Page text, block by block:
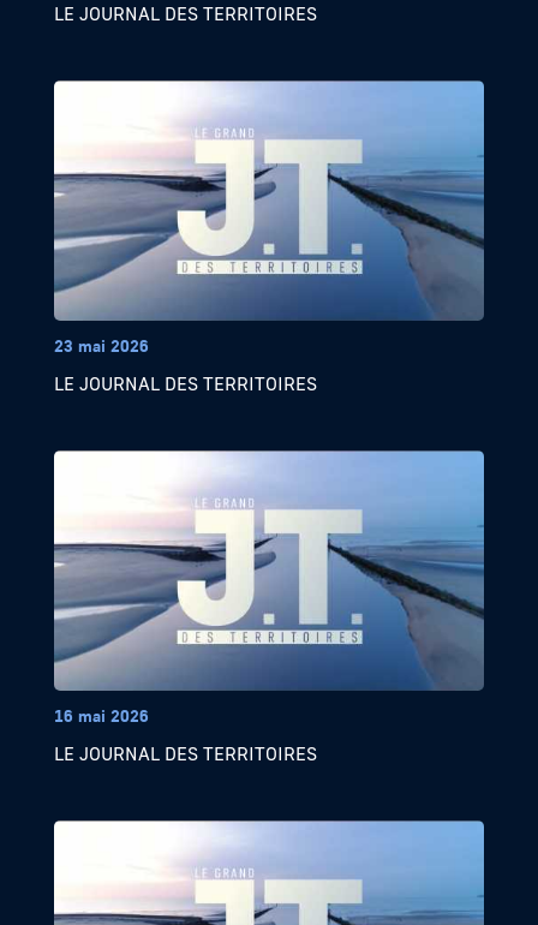
LE JOURNAL DES TERRITOIRES
23 mai 2026
LE JOURNAL DES TERRITOIRES
16 mai 2026
LE JOURNAL DES TERRITOIRES